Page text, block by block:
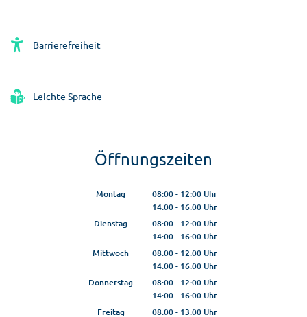
Barrierefreiheit
Leichte Sprache
Öffnungszeiten
Montag 08:00- 12:00Uhr
Von 08:00 bis 12:00 Uhr
14:00- 16:00Uhr
Von 14:00 bis 16:00 Uhr
Dienstag 08:00- 12:00Uhr
Von 08:00 bis 12:00 Uhr
14:00- 16:00Uhr
Von 14:00 bis 16:00 Uhr
Mittwoch 08:00- 12:00Uhr
Von 08:00 bis 12:00 Uhr
14:00- 16:00Uhr
Von 14:00 bis 16:00 Uhr
Donnerstag 08:00- 12:00Uhr
Von 08:00 bis 12:00 Uhr
14:00- 16:00Uhr
Von 14:00 bis 16:00 Uhr
Freitag 08:00- 13:00Uhr